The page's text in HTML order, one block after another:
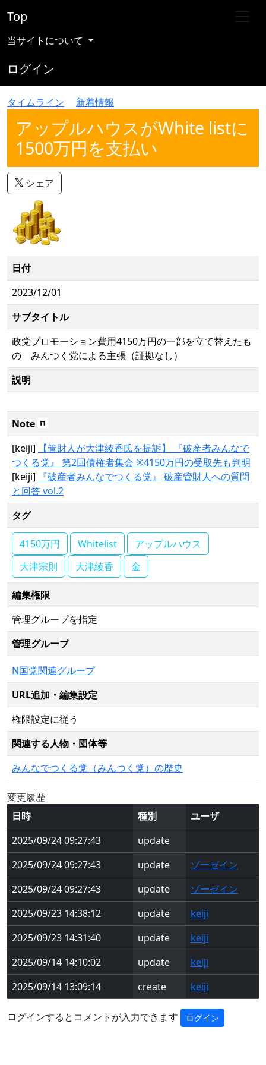
Top
当サイトについて
ログイン
タイムライン 新着情報
アップルハウスがWhite listに
1500万円を支払い
シェア
日付
2023/12/01
サブタイトル
政党プロモーション費用4150万円の一部を立て替えたも
の みんつく党による主張（証拠なし）
説明
Note
[keiji]
【管財人が大津綾香氏を提訴】 『破産者みんなで
つくる党』 第2回債権者集会 ※4150万円の受取先も判明
[keiji]
『破産者みんなでつくる党』 破産管財人への質問
と回答 vol.2
タグ
4150万円 Whitelist
アップルハウス
大津宗則
大津綾香 金
編集権限
管理グループを指定
管理グループ
N国党関連グループ
URL追加・編集設定
権限設定に従う
関連する人物・団体等
みんなでつくる党（みんつく党）の歴史
変更履歴
日時
種別
ユーザ
2025/09/24 09:27:43
update
2025/09/24 09:27:43
update
ゾーゼイン
2025/09/24 09:27:43
update
ゾーゼイン
2025/09/23 14:38:12
update
keiji
2025/09/23 14:31:40
update
keiji
2025/09/14 14:10:02
update
keiji
2025/09/14 13:09:14
create keiji
ログインするとコメントが入力できます ログイン